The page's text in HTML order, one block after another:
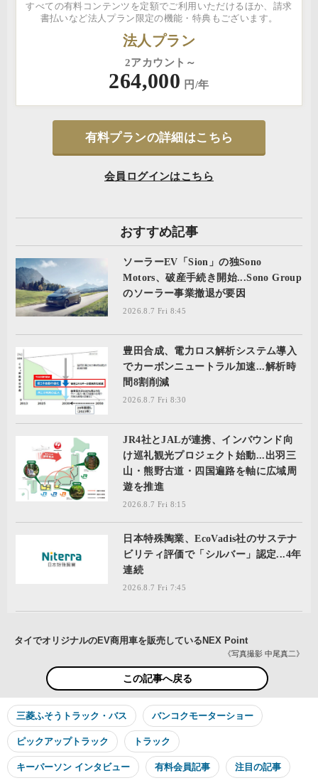
すべての有料コンテンツを定額でご利用いただけるほか、請求
書払いなど法人プラン限定の機能・特典もございます。
法人プラン
2アカウント～
264,000 円/年
有料プランの詳細はこちら
会員ログインはこちら
おすすめ記事
ソーラーEV「Sion」の独Sono
Motors、破産手続き開始...Sono Group
のソーラー事業撤退が要因
2026.8.7 Fri 8:45
豊田合成、電力ロス解析システム導入
でカーボンニュートラル加速...解析時
間8割削減
2026.8.7 Fri 8:30
JR4社とJALが連携、インバウンド向
け巡礼観光プロジェクト始動...出羽三
山・熊野古道・四国遍路を軸に広域周
遊を推進
2026.8.7 Fri 8:15
日本特殊陶業、EcoVadis社のサステナ
ビリティ評価で「シルバー」認定...4年
連続
2026.8.7 Fri 7:45
《写真撮影 中尾真二》
タイでオリジナルのEV商用車を販売しているNEX Point
この記事へ戻る
三菱ふそうトラック・バス バンコクモーターショー
ピックアップトラック トラック
キーパーソン インタビュー 有料会員記事 注目の記事